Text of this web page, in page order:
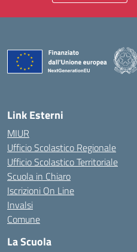
Link Esterni
MIUR
Ufficio Scolastico Regionale
Ufficio Scolastico Territoriale
Scuola in Chiaro
Iscrizioni On Line
Invalsi
Comune
La Scuola